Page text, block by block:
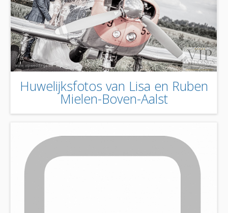
Huwelijksfotos van Lisa en Ruben
Mielen-Boven-Aalst